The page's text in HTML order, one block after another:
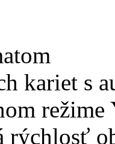
kariet s
režime
rýchlosť